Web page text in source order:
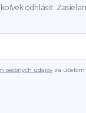
odhlásiť.
osobných údajov za účelom